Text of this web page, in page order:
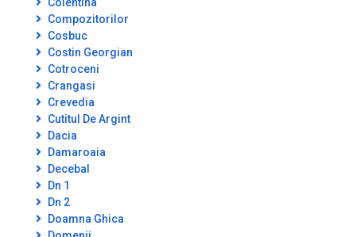
Compozitorilor
Cosbuc
Costin Georgian
Cotroceni
Crangasi
Crevedia
Cutitul De Argint
Dacia
Damaroaia
Decebal
Dn 1
Dn 2
Doamna Ghica